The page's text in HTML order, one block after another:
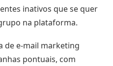
inativos que se quer
na plataforma.
de e-mail marketing
pontuais, com